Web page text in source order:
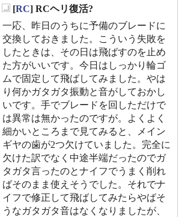
[RC] RCヘリ復活?
一応、昨日のうちに予備のブレードに
交換しておきました。こういう失敗を
したときは、その日は飛ばすのを止め
た方がいいです。今日はしっかり輪ゴ
ムで固定して飛ばしてみました。やは
り何かガタガタ振動と音がしておかし
いです。手でブレードを回しただけで
は異常は無かったのですが。よくよく
細かいところまで見てみると、メイン
ギヤの歯が2つ欠けていました。完全に
欠けた訳でなく中途半端だったのでガ
タガタ言ったのとナイフでうまく削れ
ばそのまま使えそうでした。それでナ
イフで修正して飛ばしてみたらやばそ
うなガタガタ音はなくなりましたが、